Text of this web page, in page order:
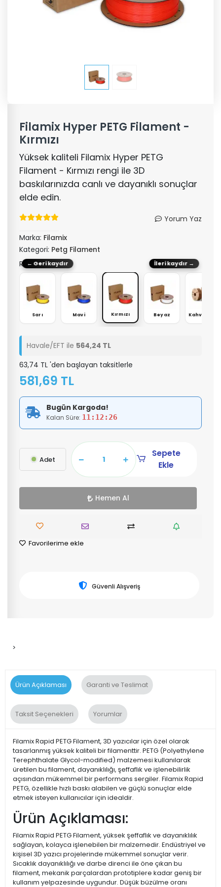
Filamix Hyper PETG Filament -
Kırmızı
Yüksek kaliteli Filamix Hyper PETG
Filament - Kırmızı rengi ile 3D
baskılarınızda canlı ve dayanıklı sonuçlar
elde edin.
Yorum Yaz
Marka: Filamix
Kategori: Petg Filament
RENK: Kırmızı
Sarı Mavi Kırmızı Beyaz
← Geri kaydır İleri kaydır →
Havale/EFT ile 564,24 TL
63,74 TL 'den başlayan taksitlerle
581,69 TL
Bugün Kargoda!
Kalan Süre: 11:12:26
Adet
Sepete
Ekle
Hemen Al
Favorilerime ekle
Güvenli Alışveriş
>
Ürün Açıklaması Garanti ve Teslimat
Taksit Seçenekleri Yorumlar
Filamix Rapid PETG Filament, 3D yazıcılar için özel olarak
tasarlanmış yüksek kaliteli bir filamenttir. PETG (Polyethylene
Terephthalate Glycol-modified) malzemesi kullanılarak
üretilen bu filament, dayanıklılığı, şeffaflık ve işlenebilirlik
açısından mükemmel bir performans sergiler. Filamix Rapid
PETG, özellikle hızlı baskı alabilen ve güçlü sonuçlar elde
etmek isteyen kullanıcılar için idealdir.
Ürün Açıklaması:
Filamix Rapid PETG Filament, yüksek şeffaflık ve dayanıklılık
sağlayan, kolayca işlenebilen bir malzemedir. Endüstriyel ve
kişisel 3D yazıcı projelerinde mükemmel sonuçlar verir.
Sıcaklık dayanıklılığı ve darbe direnci ile öne çıkan bu
filament, mekanik parçalardan prototiplere kadar geniş bir
kullanım yelpazesinde uygundur. Düşük büzülme oranı